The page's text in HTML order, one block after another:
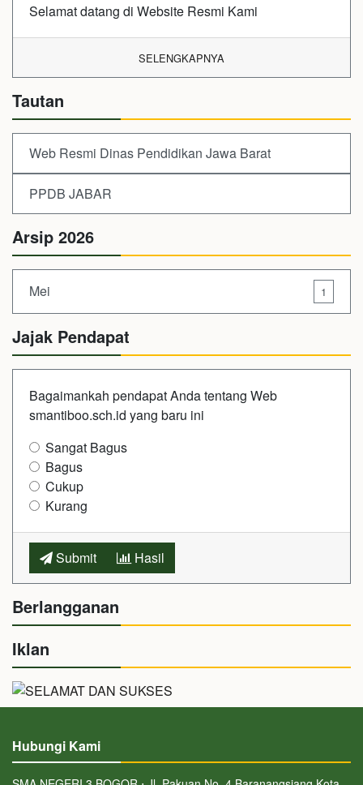
Selamat datang di Website Resmi Kami
SELENGKAPNYA
Tautan
Web Resmi Dinas Pendidikan Jawa Barat
PPDB JABAR
Arsip 2026
Mei 1
Jajak Pendapat
Bagaimankah pendapat Anda tentang Web
smantiboo.sch.id yang baru ini
Sangat Bagus
Bagus
Cukup
Kurang
Submit Hasil
Berlangganan
Iklan
Hubungi Kami